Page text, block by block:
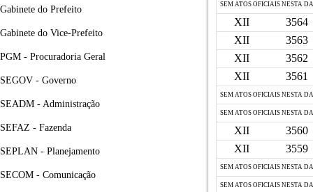
Gabinete do Prefeito
Gabinete do Vice-Prefeito
PGM - Procuradoria Geral
SEGOV - Governo
SEADM - Administração
SEFAZ - Fazenda
SEPLAN - Planejamento
SECOM - Comunicação
SEM ATOS OFICIAIS NESTA
XII
3564
XII
3563
XII
3562
XII
3561
SEM ATOS OFICIAIS NESTA
SEM ATOS OFICIAIS NESTA
XII
3560
XII
3559
SEM ATOS OFICIAIS NESTA
SEM ATOS OFICIAIS NESTA